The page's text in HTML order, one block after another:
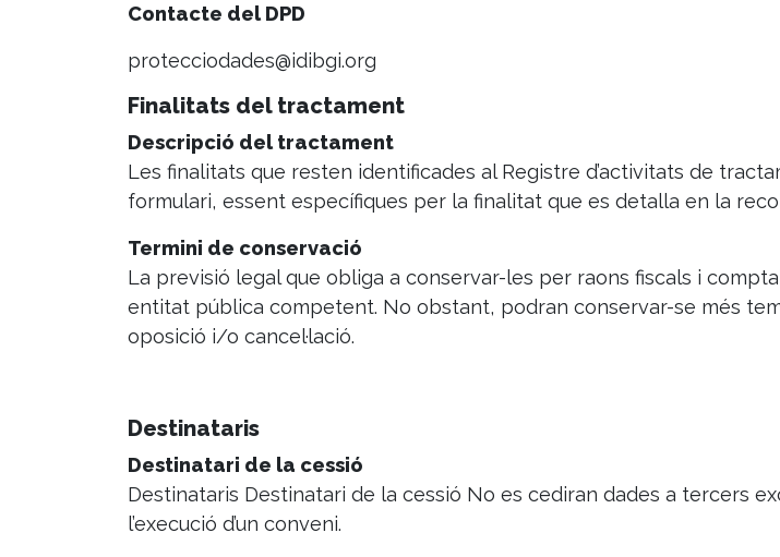
Contacte del DPD
protecciodades@idibgi.org
Finalitats del tractament
Descripció del tractament
Les finalitats que resten identificades al Registre d’activitats de
formulari, essent específiques per la finalitat que es detalla en la
Termini de conservació
La previsió legal que obliga a conservar-les per raons fiscals i
entitat pública competent. No obstant, podran conservar-se més
oposició i/o cancel·lació.
Destinataris
Destinatari de la cessió
Destinataris Destinatari de la cessió No es cediran dades a tercers
l’execució d’un conveni.